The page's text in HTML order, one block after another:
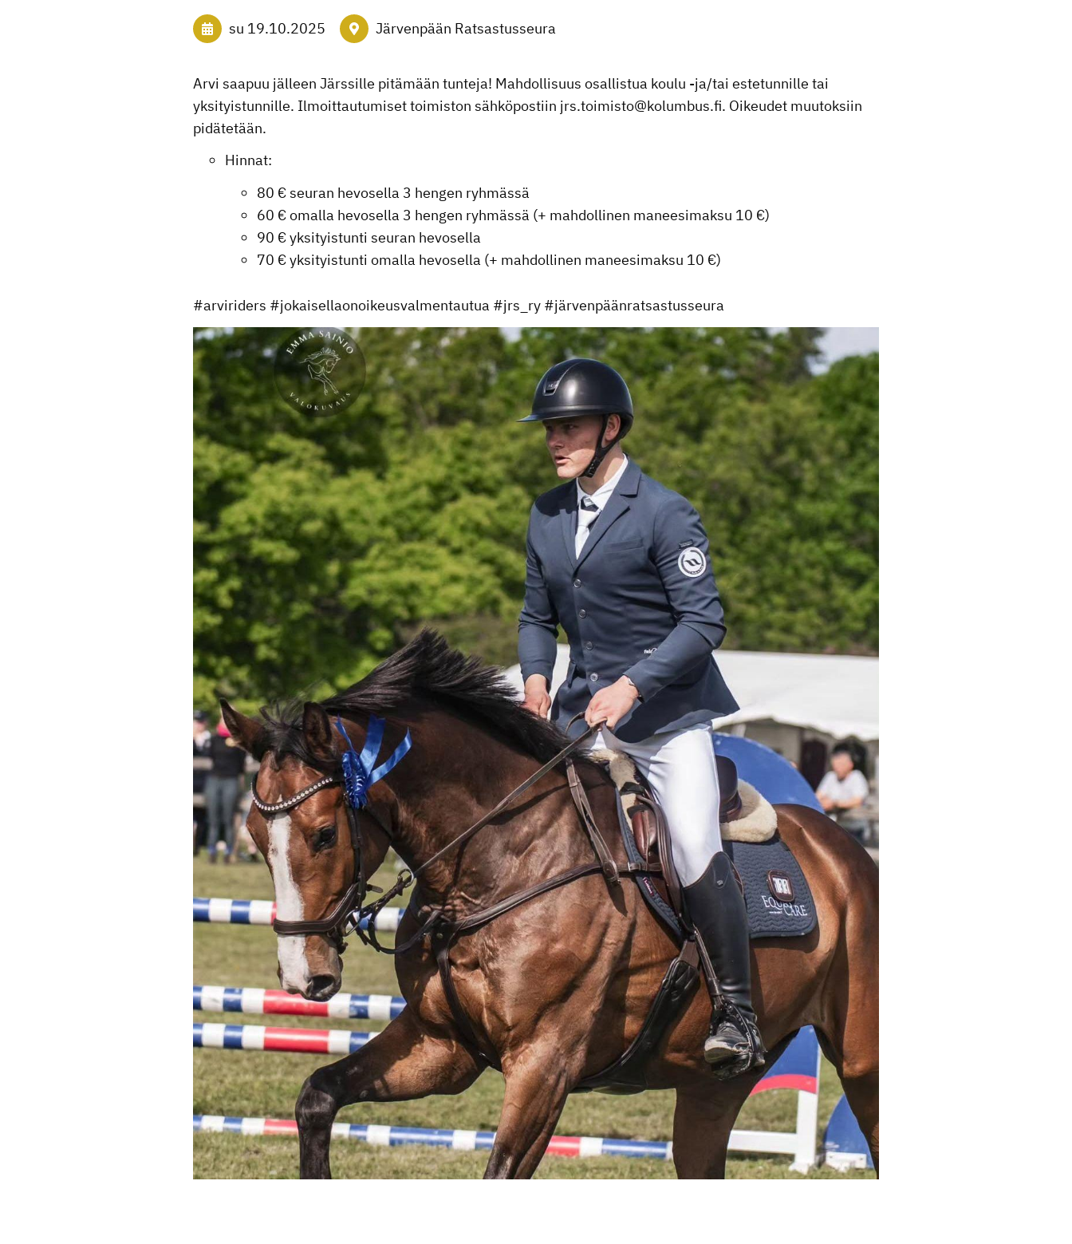
su 19.10.2025 Järvenpään Ratsastusseura
Arvi saapuu jälleen Järssille pitämään tunteja! Mahdollisuus osallistua koulu -ja/tai estetunnille tai
yksityistunnille. Ilmoittautumiset toimiston sähköpostiin jrs.toimisto@kolumbus.fi. Oikeudet muutoksiin
pidätetään.
Hinnat:
80 € seuran hevosella 3 hengen ryhmässä
60 € omalla hevosella 3 hengen ryhmässä (+ mahdollinen maneesimaksu 10 €)
90 € yksityistunti seuran hevosella
70 € yksityistunti omalla hevosella (+ mahdollinen maneesimaksu 10 €)
#arviriders #jokaisellaonoikeusvalmentautua #jrs_ry #järvenpäänratsastusseura